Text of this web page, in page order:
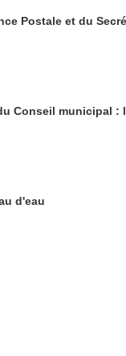
Postale et du
Conseil municipal :
d'eau